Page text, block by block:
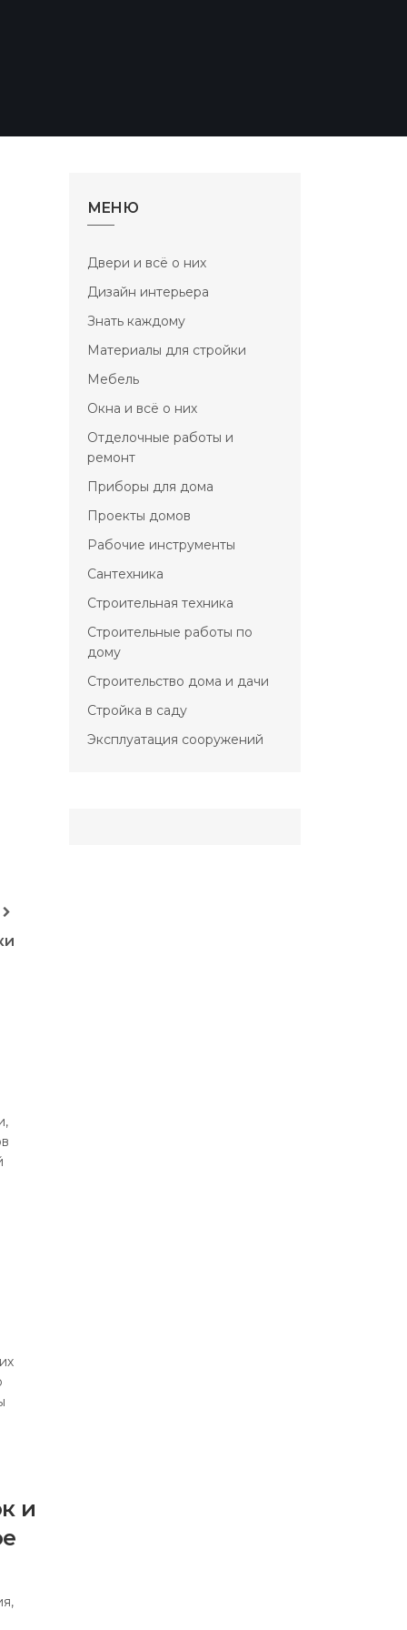
и
МЕНЮ
Двери и всё о них
Дизайн интерьера
Знать каждому
Материалы для стройки
Мебель
Окна и всё о них
Отделочные работы и
ремонт
Приборы для дома
Проекты домов
Рабочие инструменты
Сантехника
Строительная техника
Строительные работы по
дому
Строительство дома и дачи
Стройка в саду
Эксплуатация сооружений